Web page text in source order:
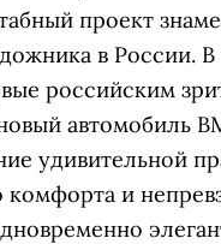
проект
в России. В
российским
автомобиль
удивительной
комфорта и